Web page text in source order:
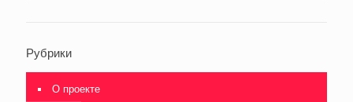
Рубрики
О проекте